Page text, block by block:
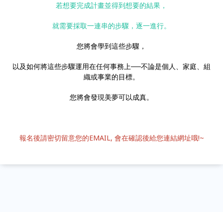
若想要完成計畫並得到想要的結果，
就需要採取一連串的步驟，逐一進行。
您將會學到這些步驟，
以及如何將這些步驟運用在任何事務上──不論是個人、家庭、組
織或事業的目標。
您將會發現美夢可以成真。
報名後請密切留意您的EMAIL, 會在確認後給您連結網址哦!~